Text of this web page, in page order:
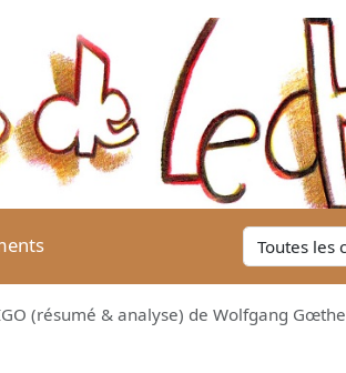
(résumé & analyse) de Wolfgang Gœthe